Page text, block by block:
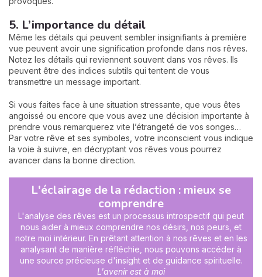
5. L’importance du détail
Même les détails qui peuvent sembler insignifiants à première
vue peuvent avoir une signification profonde dans nos rêves.
Notez les détails qui reviennent souvent dans vos rêves. Ils
peuvent être des indices subtils qui tentent de vous
transmettre un message important.
Si vous faites face à une situation stressante, que vous êtes
angoissé ou encore que vous avez une décision importante à
prendre vous remarquerez vite l’étrangeté de vos songes…
Par votre rêve et ses symboles, votre inconscient vous indique
la voie à suivre, en décryptant vos rêves vous pourrez
avancer dans la bonne direction.
L'éclairage de la rédaction : mieux se
comprendre
L'analyse des rêves est un processus introspectif qui peut
nous aider à mieux comprendre nos désirs, nos peurs, et
notre moi intérieur. En prêtant attention à nos rêves et en les
analysant de manière réfléchie, nous pouvons accéder à
une source précieuse d'insight et de guidance spirituelle.
L'avenir est à moi